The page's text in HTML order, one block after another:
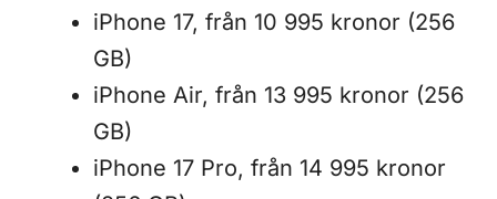
iPhone 17, från 10 995 kronor (256
GB)
iPhone Air, från 13 995 kronor (256
GB)
iPhone 17 Pro, från 14 995 kronor